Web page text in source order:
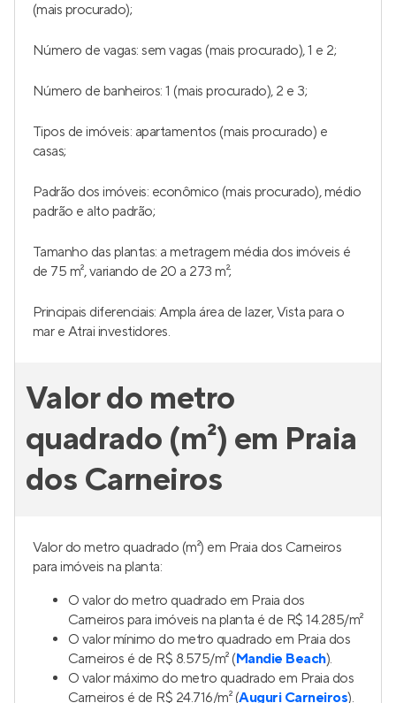
(mais procurado);
Número de vagas: sem vagas (mais procurado), 1 e 2;
Número de banheiros: 1 (mais procurado), 2 e 3;
Tipos de imóveis: apartamentos (mais procurado) e
casas;
Padrão dos imóveis: econômico (mais procurado), médio
padrão e alto padrão;
Tamanho das plantas: a metragem média dos imóveis é
de 75 m², variando de 20 a 273 m²;
Principais diferenciais: Ampla área de lazer, Vista para o
mar e Atrai investidores.
Valor do metro
quadrado (m²) em Praia
dos Carneiros
Valor do metro quadrado (m²) em Praia dos Carneiros
para imóveis na planta:
O valor do metro quadrado em Praia dos
Carneiros para imóveis na planta é de R$ 14.285/m²
O valor mínimo do metro quadrado em Praia dos
Carneiros é de R$ 8.575/m² (Mandie Beach).
O valor máximo do metro quadrado em Praia dos
Carneiros é de R$ 24.716/m² (Auguri Carneiros).